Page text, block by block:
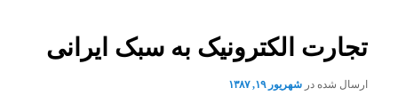
تجارت الکترونیک به سبک ایرانی
ارسال شده درشهریور ۱۹, ۱۳۸۷